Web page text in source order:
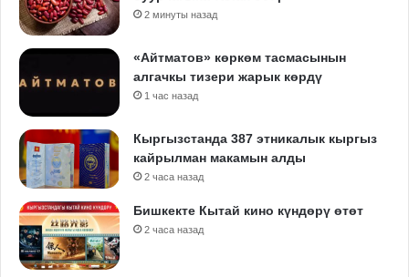
2 минуты назад
«Айтматов» көркөм тасмасынын
алгачкы тизери жарык көрдү
1 час назад
Кыргызстанда 387 этникалык кыргыз
кайрылман макамын алды
2 часа назад
Бишкекте Кытай кино күндөрү өтөт
2 часа назад